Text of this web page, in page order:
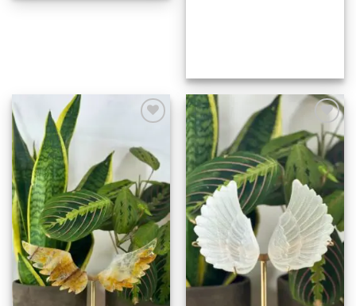
a la
lista de
deseos
Añadir
a la
lista de
deseos